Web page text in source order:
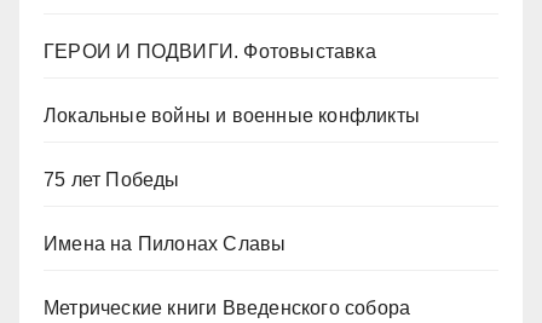
ГЕРОИ И ПОДВИГИ. Фотовыставка
Локальные войны и военные конфликты
75 лет Победы
Имена на Пилонах Славы
Метрические книги Введенского собора